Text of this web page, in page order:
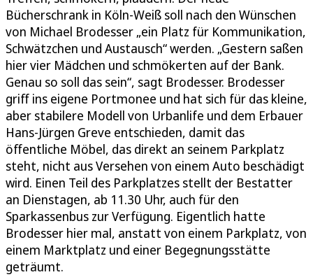
Bücherschrank in Köln-Weiß soll nach den Wünschen
von Michael Brodesser „ein Platz für Kommunikation,
Schwätzchen und Austausch“ werden. „Gestern saßen
hier vier Mädchen und schmökerten auf der Bank.
Genau so soll das sein“, sagt Brodesser. Brodesser
griff ins eigene Portmonee und hat sich für das kleine,
aber stabilere Modell von Urbanlife und dem Erbauer
Hans-Jürgen Greve entschieden, damit das
öffentliche Möbel, das direkt an seinem Parkplatz
steht, nicht aus Versehen von einem Auto beschädigt
wird. Einen Teil des Parkplatzes stellt der Bestatter
an Dienstagen, ab 11.30 Uhr, auch für den
Sparkassenbus zur Verfügung. Eigentlich hatte
Brodesser hier mal, anstatt von einem Parkplatz, von
einem Marktplatz und einer Begegnungsstätte
geträumt.